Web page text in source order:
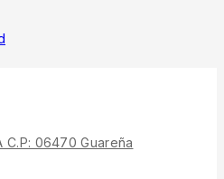
06470 Guareña